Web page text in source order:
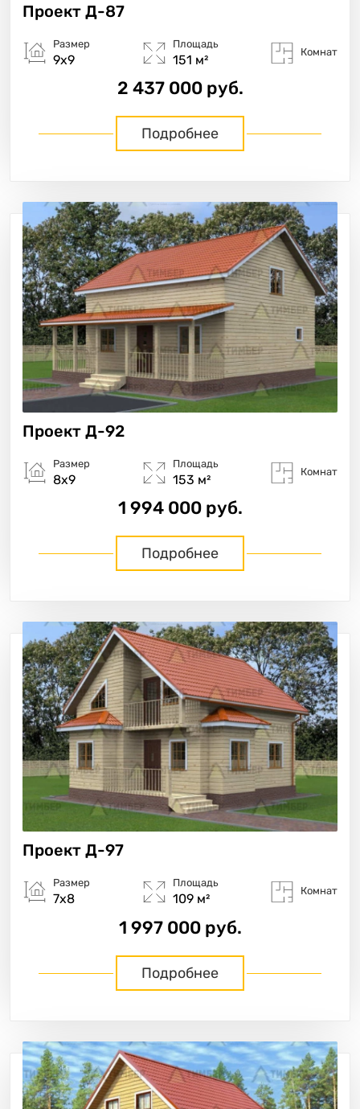
Проект Д-87
Размер
9х9
Площадь
151 м²
Комнат
2 437 000 руб.
Подробнее
Проект Д-92
Размер
8х9
Площадь
153 м²
Комнат
1 994 000 руб.
Подробнее
Проект Д-97
Размер
7х8
Площадь
109 м²
Комнат
1 997 000 руб.
Подробнее